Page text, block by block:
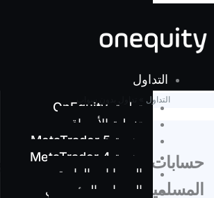
التداول
تطبيق OnEquity
تغطية الأسواق
منصة MetaTrader 5
منصة MetaTrader 4
الحسابات العادية
الحساب المؤسسي
التداول
حسابات خالية من الفوائد
المسلمين